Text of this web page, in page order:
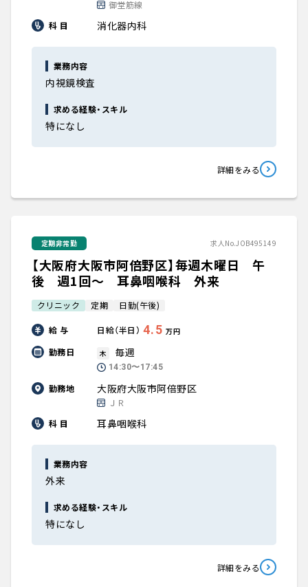
御堂筋線
科 目
消化器内科
業務内容
内視鏡検査
求める経験・スキル
特になし
詳細をみる
定期非常勤 求人No.JOB495149
【大阪府大阪市阿倍野区】毎週木曜日 午
後 週1回～ 耳鼻咽喉科 外来
クリニック 定期 日勤(午後)
給 与 日給（半日） 4.5 万円
勤務日 木 毎週
14:30〜17:45
勤務地 大阪府大阪市阿倍野区
ＪＲ
科 目
耳鼻咽喉科
業務内容
外来
求める経験・スキル
特になし
詳細をみる